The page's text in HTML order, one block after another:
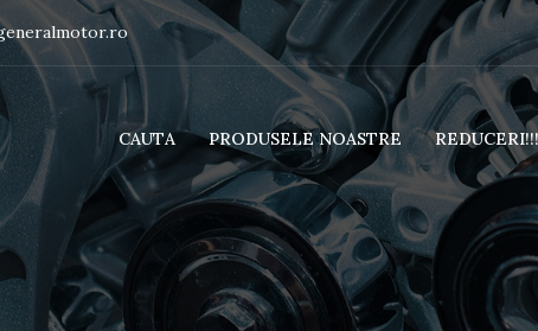
CAUTA PRODUSELE NOASTRE REDUCERI!!!